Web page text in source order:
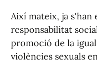
Així mateix, ja s'han
responsabilitat
promoció de la
violències sexuals